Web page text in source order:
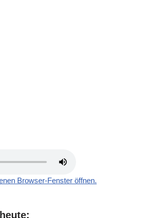
Browser-Fenster öffnen.